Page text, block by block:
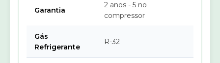
Garantia
2 anos - 5 no
compressor
Gás
Refrigerante
R-32